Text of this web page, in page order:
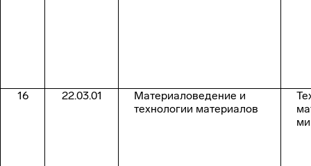
16 22.03.01
Материаловедение и
технологии материалов